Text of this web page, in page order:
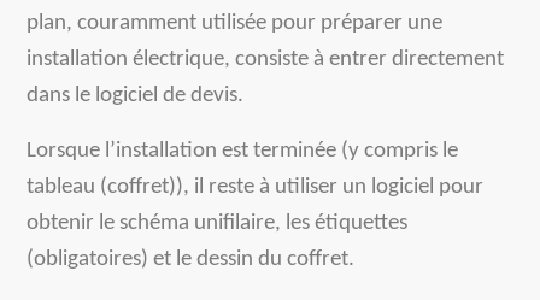
plan, couramment utilisée pour préparer une
installation électrique, consiste à entrer directement
dans le logiciel de devis.
Lorsque l’installation est terminée (y compris le
tableau (coffret)), il reste à utiliser un logiciel pour
obtenir le schéma unifilaire, les étiquettes
(obligatoires) et le dessin du coffret.